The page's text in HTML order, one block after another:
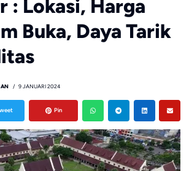
: Lokasi, Harga
Buka, Daya Tarik
9 JANUARI 2024
Pin